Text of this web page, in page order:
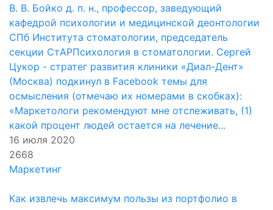
В. В. Бойко д. п. н., профессор, заведующий
кафедрой психологии и медицинской деонтологии
СПб Института стоматологии, председатель
секции СтАРПсихология в стоматологии. Сергей
Цукор - стратег развития клиники «Диал-Дент»
(Москва) подкинул в Facebook темы для
осмысления (отмечаю их номерами в скобках):
«Маркетологи рекомендуют мне отслеживать, (1)
какой процент людей остается на лечение...
16 июля 2020
2668
Маркетинг
Как извлечь максимум пользы из портфолио в